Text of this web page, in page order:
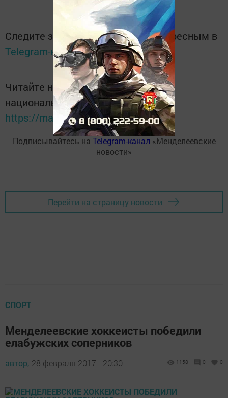
Следите за самым важным и интересным в
Telegram-каналеТатмедиа
Читайте новости Татарстана в
национальном мессенджере MАХ:
https://max.ru/tatmedia
Подписывайтесь на Telegram-канал «Менделеевские
новости»
Перейти на страницу новости
СПОРТ
Менделеевские хоккеисты победили
елабужских соперников
автор, 28 февраля 2017 - 20:30 1158 0 0